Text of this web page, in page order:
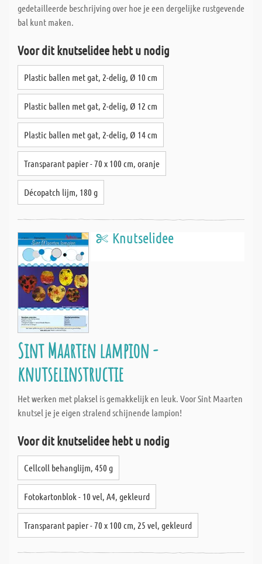
gedetailleerde beschrijving over hoe je een dergelijke rustgevende
bal kunt maken.
Voor dit knutselidee hebt u nodig
Plastic ballen met gat, 2-delig, Ø 10 cm
Plastic ballen met gat, 2-delig, Ø 12 cm
Plastic ballen met gat, 2-delig, Ø 14 cm
Transparant papier - 70 x 100 cm, oranje
Décopatch lijm, 180 g
Knutselidee
Sint Maarten lampion -
knutselinstructie
Het werken met plaksel is gemakkelijk en leuk. Voor Sint Maarten
knutsel je je eigen stralend schijnende lampion!
Voor dit knutselidee hebt u nodig
Cellcoll behanglijm, 450 g
Fotokartonblok - 10 vel, A4, gekleurd
Transparant papier - 70 x 100 cm, 25 vel, gekleurd